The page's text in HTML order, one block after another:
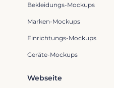
Bekleidungs-Mockups
Marken-Mockups
Einrichtungs-Mockups
Geräte-Mockups
Webseite